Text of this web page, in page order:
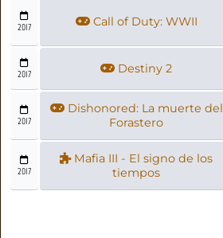
2017 Call of Duty: WWII
2017 Destiny 2
2017
Dishonored: La muerte del
Forastero
2017
Mafia III - El signo de los
tiempos